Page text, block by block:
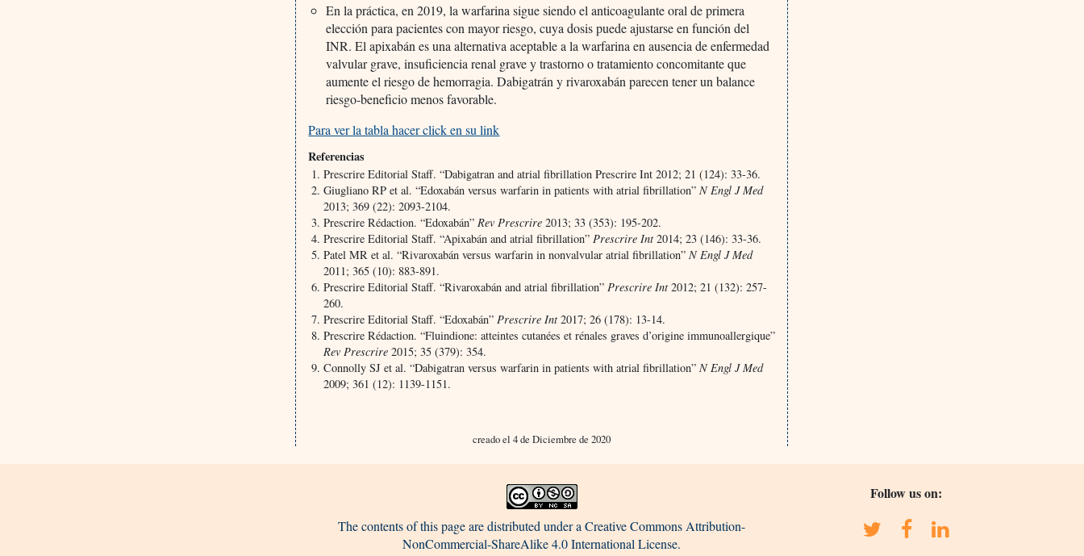
En la práctica, en 2019, la warfarina sigue siendo el anticoagulante oral de primera
elección para pacientes con mayor riesgo, cuya dosis puede ajustarse en función del
INR. El apixabán es una alternativa aceptable a la warfarina en ausencia de enfermedad
valvular grave, insuficiencia renal grave y trastorno o tratamiento concomitante que
aumente el riesgo de hemorragia. Dabigatrán y rivaroxabán parecen tener un balance
riesgo-beneficio menos favorable.
Para ver la tabla hacer click en su link
Referencias
Prescrire Editorial Staff. “Dabigatran and atrial fibrillation Prescrire Int 2012; 21 (124): 33-36.
Giugliano RP et al. “Edoxabán versus warfarin in patients with atrial fibrillation”N Engl J Med
2013; 369 (22): 2093-2104.
Prescrire Rédaction. “Edoxabán” Rev Prescrire 2013; 33 (353): 195-202.
Prescrire Editorial Staff. “Apixabán and atrial fibrillation” Prescrire Int2014; 23 (146): 33-36.
Patel MR et al. “Rivaroxabán versus warfarin in nonvalvular atrial fibrillation”N Engl J Med
2011; 365 (10): 883-891.
Prescrire Editorial Staff. “Rivaroxabán and atrial fibrillation” Prescrire Int 2012; 21 (132): 257-
260.
Prescrire Editorial Staff. “Edoxabán” Prescrire Int 2017; 26 (178): 13-14.
Prescrire Rédaction. “Fluindione: atteintes cutanées et rénales graves d’origine immunoallergique”
Rev Prescrire 2015; 35 (379): 354.
Connolly SJ et al. “Dabigatran versus warfarin in patients with atrial fibrillation”N Engl J Med
2009; 361 (12): 1139-1151.
creado el 4 de Diciembre de 2020
The contents of this page are distributed under a Creative Commons Attribution-
NonCommercial-ShareAlike 4.0 International License.
Follow us on: